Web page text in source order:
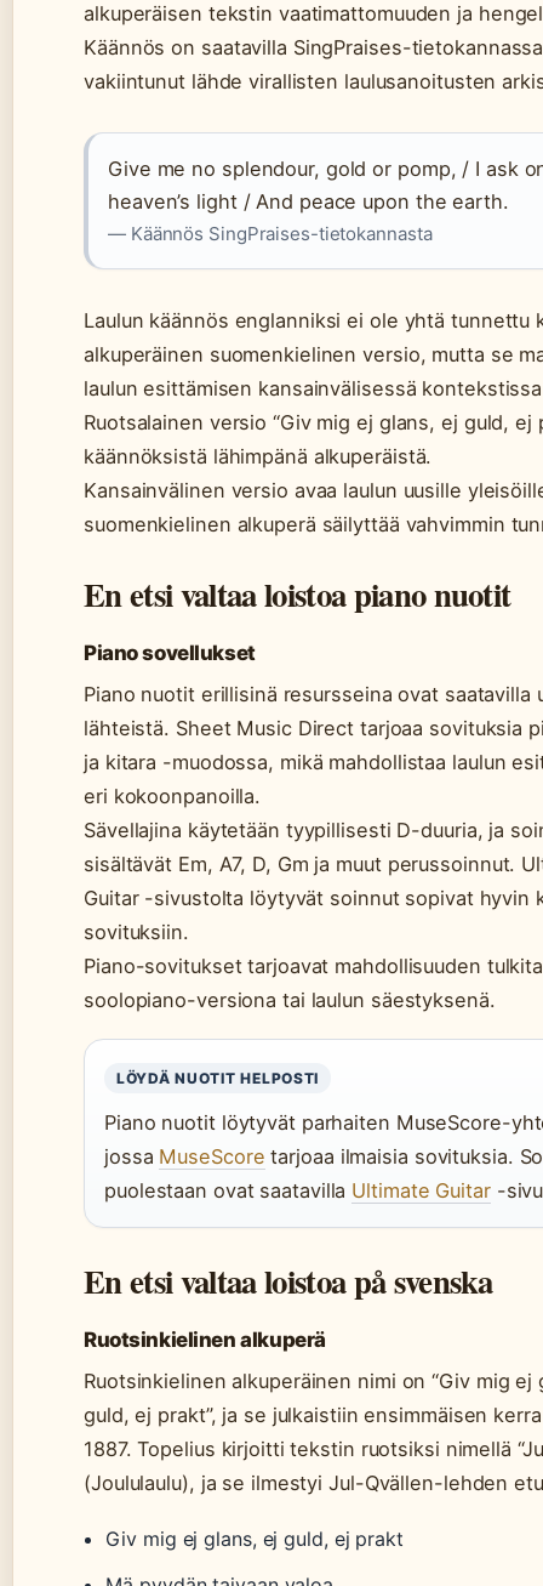
alkuperäisen tekstin vaatimattomuuden ja
Käännös on saatavilla SingPraises-
vakiintunut lähde virallisten laulusanoitusten
Give me no splendour, gold or pomp, / I ask
heaven’s light / And peace upon the earth.
— Käännös SingPraises-tietokannasta
Laulun käännös englanniksi ei ole yhtä tunnettu
alkuperäinen suomenkielinen versio, mutta se
laulun esittämisen kansainvälisessä
Ruotsalainen versio “Giv mig ej glans, ej guld, ej
käännöksistä lähimpänä alkuperäistä.
Kansainvälinen versio avaa laulun uusille
suomenkielinen alkuperä säilyttää vahvimmin
En etsi valtaa loistoa piano nuotit
Piano sovellukset
Piano nuotit erillisinä resursseina ovat saatavilla
lähteistä. Sheet Music Direct tarjoaa sovituksia
ja kitara -muodossa, mikä mahdollistaa laulun
eri kokoonpanoilla.
Sävellajina käytetään tyypillisesti D-duuria, ja
sisältävät Em, A7, D, Gm ja muut perussoinnut.
Guitar -sivustolta löytyvät soinnut sopivat hyvin
sovituksiin.
Piano-sovitukset tarjoavat mahdollisuuden
soolopiano-versiona tai laulun säestyksenä.
LÖYDÄ NUOTIT HELPOSTI
Piano nuotit löytyvät parhaiten MuseScore-
jossa MuseScore tarjoaa ilmaisia sovituksia.
puolestaan ovat saatavilla Ultimate Guitar-
En etsi valtaa loistoa på svenska
Ruotsinkielinen alkuperä
Ruotsinkielinen alkuperäinen nimi on “Giv mig ej
guld, ej prakt”, ja se julkaistiin ensimmäisen
1887. Topelius kirjoitti tekstin ruotsiksi nimellä
(Joululaulu), ja se ilmestyi Jul-Qvällen-lehden
Giv mig ej glans, ej guld, ej prakt